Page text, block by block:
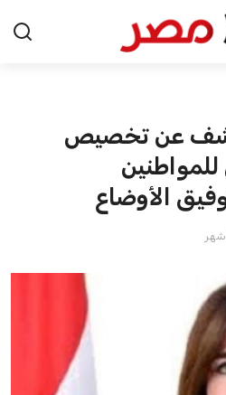
عن تخصيص
للمواطنين
الأوضاع